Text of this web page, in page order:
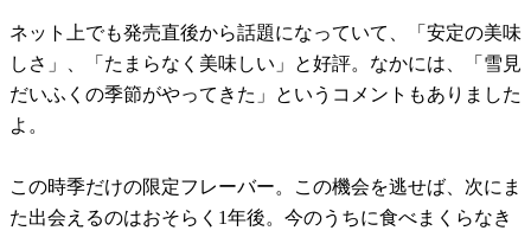
ネット上でも発売直後から話題になっていて、「安定の美味
しさ」、「たまらなく美味しい」と好評。なかには、「雪見
だいふくの季節がやってきた」というコメントもありました
よ。
この時季だけの限定フレーバー。この機会を逃せば、次にま
た出会えるのはおそらく1年後。今のうちに食べまくらなき